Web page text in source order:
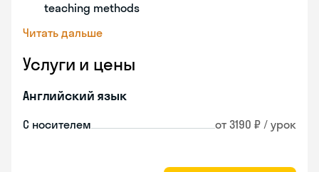
teaching methods
Читать дальше
Услуги и цены
Английский язык
С носителем от 3190 ₽ / урок